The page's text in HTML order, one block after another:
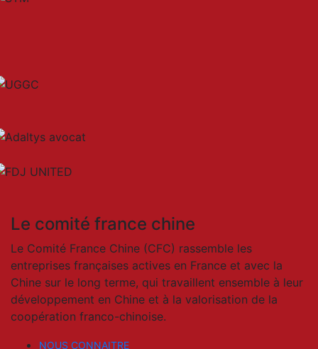
Le comité france chine
Le Comité France Chine (CFC) rassemble les
entreprises françaises actives en France et avec la
Chine sur le long terme, qui travaillent ensemble à leur
développement en Chine et à la valorisation de la
coopération franco-chinoise.
NOUS CONNAITRE